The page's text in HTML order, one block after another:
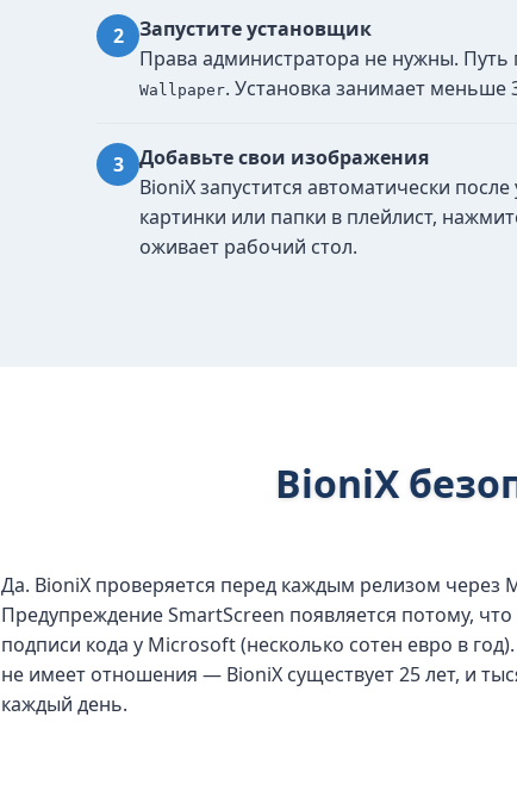
Запустите установщик
Права администратора не нужны.
Wallpaper. Установка занимает меньше
Добавьте свои изображения
BioniX запустится автоматически
картинки или папки в плейлист,
оживает рабочий стол.
BioniX
Да. BioniX проверяется перед каждым релизом через
Предупреждение SmartScreen появляется потому,
подписи кода у Microsoft (несколько сотен евро в
не имеет отношения — BioniX существует 25 лет, и
каждый день.